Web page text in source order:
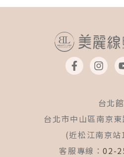
F
a
c
o
k
-
f
I
n
s
a
g
r
a
m
b
台北館
台北市中山區南京
(近松江南京站
客服專線：02-